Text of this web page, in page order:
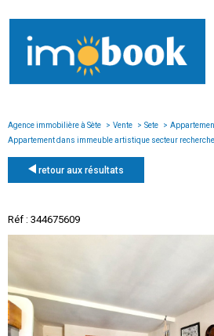
Agence immobilière à Sète Vente Sete
Appartement dans immeuble artistique secteur recherche
retour aux résultats
Réf : 344675609